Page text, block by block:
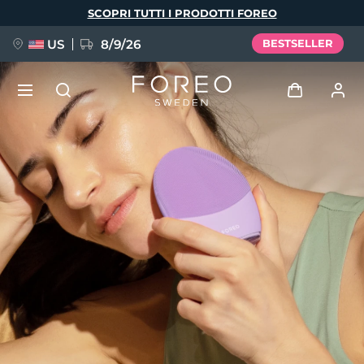
SCOPRI TUTTI I PRODOTTI FOREO
US 8/9/26 BESTSELLER
Profilo utente
I miei dispositivi
I miei ordini
I miei indirizzi
I miei abbonamenti
NUOVO
FAQ™ Pure Beauty-Tech Elixir
BREAKING NEWS
issa™ Teeth Whitening Set
Lingua
English Deutsch
Español
Français
Italiano
Português
Svenska
Русский
Türkçe
简体中文 繁體中文